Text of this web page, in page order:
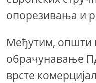
опорезивања и
Међутим, општи
обрачунавање
врсте